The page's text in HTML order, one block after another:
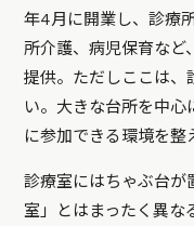
年4月に開業し、診療
所介護、病児保育など
提供。ただしここは、
い。大きな台所を中
に参加できる環境を整
診療室にはちゃぶ台が
室」とはまったく異な